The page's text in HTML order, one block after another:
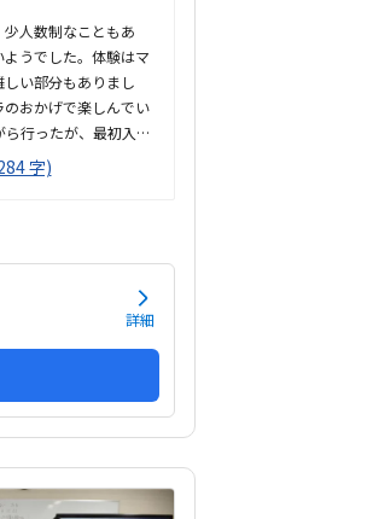
人数制なこともあ
うでした。体験はマ
い部分もありまし
おかげで楽しんでい
行ったが、最初入口
ない。扉を開ける前
も綺麗で、広々とし
ているので悩みどこ
字)
詳細